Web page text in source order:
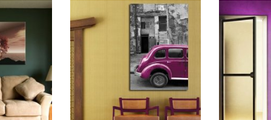
Opcje
można
wybrać
na
stronie
produktu
wariantów.
Opcje
można
wybrać
na
stronie
produktu